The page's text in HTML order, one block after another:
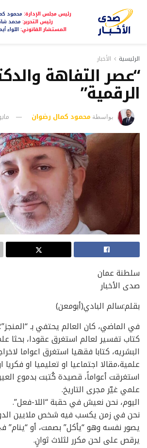
رئيس مجلس الإدارة: محمود
رئيس التحرير: محمد
المستشار القانوني: اللواء
الرئيسية الأخبار
“عصر التفاهة
الرقمية”
بواسطة محمود كمال رضوان مايو 8,
سلطنة عمان
صدى الأخبار
بقلم:سالم البادي(أبومعن)
في الماضي، كان العالم يحتفي بـ “المنجز”؛
كتاب تفسير لعالم استغرق عقودا، بحثا
البشريه، كتابا فقهيا استغرق اعواما
علمية،مقالا اجتماعيا او تعليميا او فكريا
استغرقت أعواماً، قصيدة كُتبت بدموع
علمي غيّر مجرى التاريخ.
اليوم، نحن نعيش في حقبة “اللا-فعل”.
نحن في زمن يكسب فيه شخص ملايين
يصور نفسه وهو “يأكل” بصمت، أو “ينام”
يرقص على لحن مكرر لثلاث ثوانٍ.